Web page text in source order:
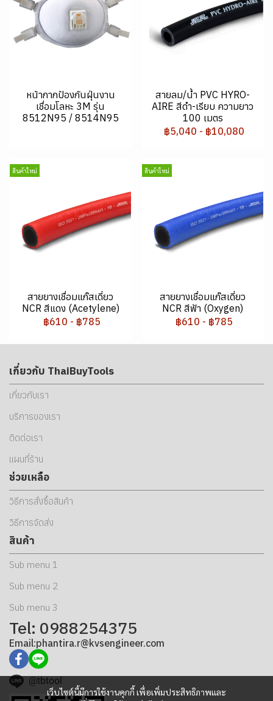
หน้ากากป้องกันฝุ่นงาน
เชื่อมโลหะ 3M รุ่น
8512N95 / 8514N95
สายลม/น้ำ PVC HYRO-
AIRE สีดำ-เรียบ ความยาว
100 เมตร
฿5,040 - ฿10,080
สินค้าใหม่
สายยางเชื่อมแก๊สเดี่ยว
NCR สีแดง (Acetylene)
฿610 - ฿785
สินค้าใหม่
สายยางเชื่อมแก๊สเดี่ยว
NCR สีฟ้า (Oxygen)
฿610 - ฿785
เว็บไซต์นี้มีการใช้งานคุกกี้ เพื่อเพิ่มประสิทธิภาพและ
เกี่ยวกับ ThaiBuyTools
เกี่ยวกับเรา
บริการของเรา
ติดต่อเรา
แผนที่ร้าน
ช่วยเหลือ
วิธีการสั่งซื้อสินค้า
วิธีการจัดส่ง
สินค้า
Sub menu 1
Sub menu 2
Sub menu 3
Tel: 0988254375
Email:phantira.r@kvsengineer.com
@tbtool